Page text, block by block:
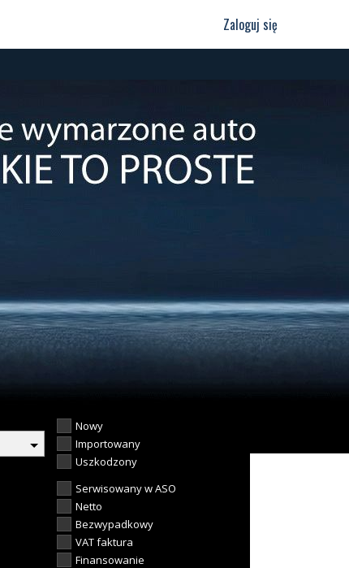
Zaloguj się
Nowy
Importowany
Uszkodzony
Serwisowany w ASO
Netto
Bezwypadkowy
VAT faktura
Finansowanie